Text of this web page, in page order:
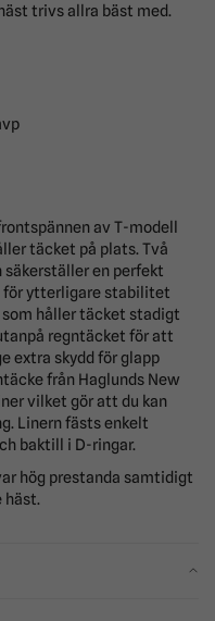
trivs allra bäst med.
av T-modell
täcket på plats. Två
säkerställer en perfekt
för ytterligare stabilitet
håller täcket stadigt
regntäcket för att
extra skydd för glapp
från Haglunds New
vilket gör att du kan
Linern fästs enkelt
baktill i D-ringar.
hög prestanda samtidigt
häst.